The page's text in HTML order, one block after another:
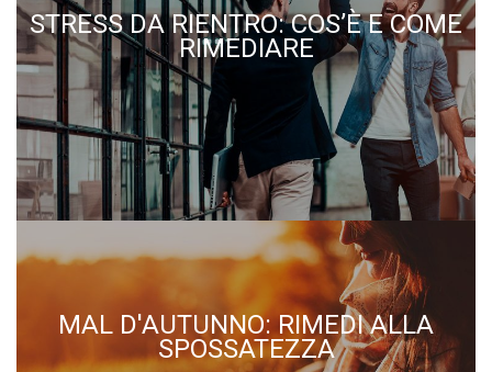
STRESS DA RIENTRO: COS’È E COME
RIMEDIARE
MAL D'AUTUNNO: RIMEDI ALLA
SPOSSATEZZA